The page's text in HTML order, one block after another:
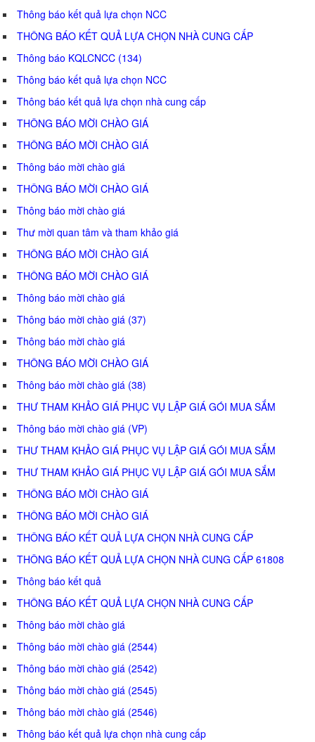
Thông báo kết quả lựa chọn NCC
THÔNG BÁO KẾT QUẢ LỰA CHỌN NHÀ CUNG CẤP
Thông báo KQLCNCC (134)
Thông báo kết quả lựa chọn NCC
Thông báo kết quả lựa chọn nhà cung cấp
THÔNG BÁO MỜI CHÀO GIÁ
THÔNG BÁO MỜI CHÀO GIÁ
Thông báo mời chào giá
THÔNG BÁO MỜI CHÀO GIÁ
Thông báo mời chào giá
Thư mời quan tâm và tham khảo giá
THÔNG BÁO MỜI CHÀO GIÁ
THÔNG BÁO MỜI CHÀO GIÁ
Thông báo mời chào giá
Thông báo mời chào giá (37)
Thông báo mời chào giá
THÔNG BÁO MỜI CHÀO GIÁ
Thông báo mời chào giá (38)
THƯ THAM KHẢO GIÁ PHỤC VỤ LẬP GIÁ GÓI MUA SẮM
Thông báo mời chào giá (VP)
THƯ THAM KHẢO GIÁ PHỤC VỤ LẬP GIÁ GÓI MUA SẮM
THƯ THAM KHẢO GIÁ PHỤC VỤ LẬP GIÁ GÓI MUA SẮM
THÔNG BÁO MỜI CHÀO GIÁ
THÔNG BÁO MỜI CHÀO GIÁ
THÔNG BÁO KẾT QUẢ LỰA CHỌN NHÀ CUNG CẤP
THÔNG BÁO KẾT QUẢ LỰA CHỌN NHÀ CUNG CẤP 61808
Thông báo kết quả
THÔNG BÁO KẾT QUẢ LỰA CHỌN NHÀ CUNG CẤP
Thông báo mời chào giá
Thông báo mời chào giá (2544)
Thông báo mời chào giá (2542)
Thông báo mời chào giá (2545)
Thông báo mời chào giá (2546)
Thông báo kết quả lựa chọn nhà cung cấp